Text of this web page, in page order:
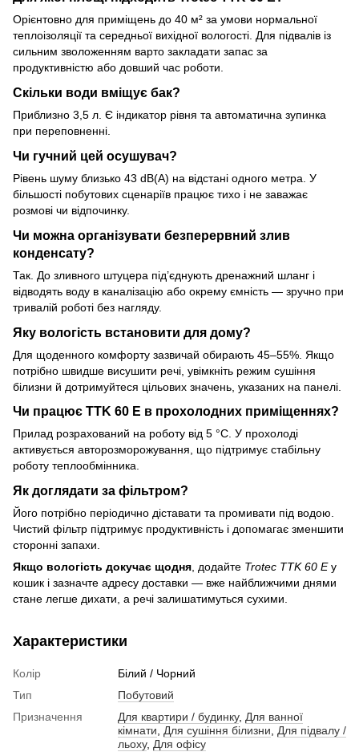
Орієнтовно для приміщень до 40 м² за умови нормальної
теплоізоляції та середньої вихідної вологості. Для підвалів із
сильним зволоженням варто закладати запас за
продуктивністю або довший час роботи.
Скільки води вміщує бак?
Приблизно 3,5 л. Є індикатор рівня та автоматична зупинка
при переповненні.
Чи гучний цей осушувач?
Рівень шуму близько 43 dB(A) на відстані одного метра. У
більшості побутових сценаріїв працює тихо і не заважає
розмові чи відпочинку.
Чи можна організувати безперервний злив
конденсату?
Так. До зливного штуцера під’єднують дренажний шланг і
відводять воду в каналізацію або окрему ємність — зручно при
тривалій роботі без нагляду.
Яку вологість встановити для дому?
Для щоденного комфорту зазвичай обирають 45–55%. Якщо
потрібно швидше висушити речі, увімкніть режим сушіння
білизни й дотримуйтеся цільових значень, указаних на панелі.
Чи працює TTK 60 E в прохолодних приміщеннях?
Прилад розрахований на роботу від 5 °C. У прохолоді
активується авторозморожування, що підтримує стабільну
роботу теплообмінника.
Як доглядати за фільтром?
Його потрібно періодично діставати та промивати під водою.
Чистий фільтр підтримує продуктивність і допомагає зменшити
сторонні запахи.
Якщо вологість докучає щодня , додайте Trotec TTK 60 Eу
кошик і зазначте адресу доставки — вже найближчими днями
стане легше дихати, а речі залишатимуться сухими.
Характеристики
Колір
Білий / Чорний
Тип
Побутовий
Призначення
Для квартири / будинку, Для ванної
кімнати
Для сушіння білизни
Для підвалу /
льоху, Для офісу